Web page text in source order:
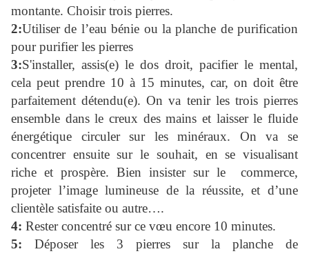
montante. Choisir trois pierres.
2:Utiliser de l’eau bénie ou la planche de purification
pour purifier les pierres
3:S'installer, assis(e) le dos droit, pacifier le mental,
cela peut prendre 10 à 15 minutes, car, on doit être
parfaitement détendu(e). On va tenir les trois pierres
ensemble dans le creux des mains et laisser le fluide
énergétique circuler sur les minéraux. On va se
concentrer ensuite sur le souhait, en se visualisant
riche et prospère. Bien insister sur le commerce,
projeter l’image lumineuse de la réussite, et d’une
clientèle satisfaite ou autre….
4: Rester concentré sur ce vœu encore 10 minutes.
5: Déposer les 3 pierres sur la planche de